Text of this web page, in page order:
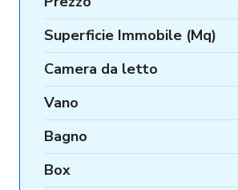
Superficie Immobile (Mq)
Camera da letto
Vano
Bagno
Box